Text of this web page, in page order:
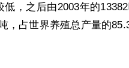
，之后由2003年的
，占世界养殖总产量的